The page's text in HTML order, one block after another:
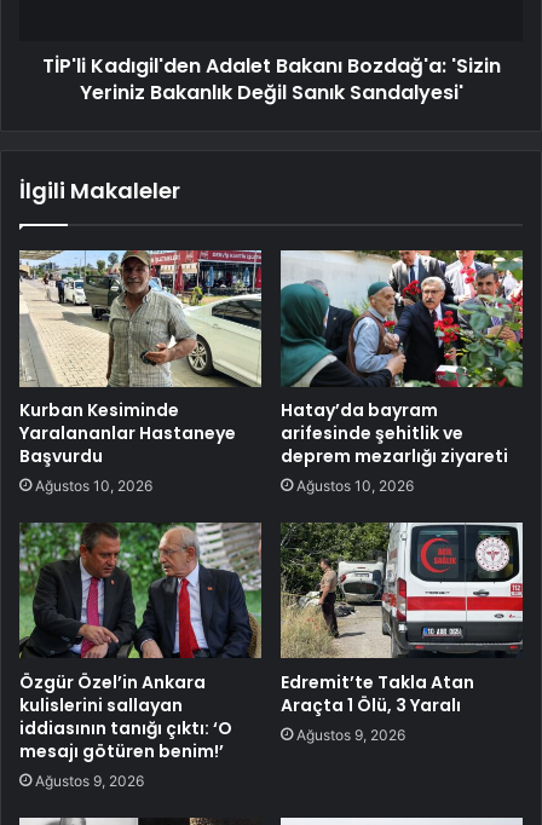
TİP'li Kadıgil'den Adalet Bakanı Bozdağ'a: 'Sizin
Yeriniz Bakanlık Değil Sanık Sandalyesi'
İlgili Makaleler
Kurban Kesiminde
Yaralananlar Hastaneye
Başvurdu
Ağustos 10, 2026
Hatay’da bayram
arifesinde şehitlik ve
deprem mezarlığı ziyareti
Ağustos 10, 2026
Özgür Özel’in Ankara
kulislerini sallayan
iddiasının tanığı çıktı: ‘O
mesajı götüren benim!’
Ağustos 9, 2026
Edremit’te Takla Atan
Araçta 1 Ölü, 3 Yaralı
Ağustos 9, 2026